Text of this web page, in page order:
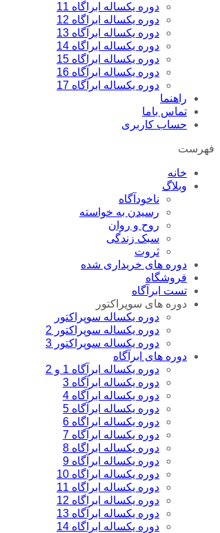
دوره یکساله ابراگاه 11
دوره یکساله ابراگاه 12
دوره یکساله ابرآگاه 13
دوره یکساله ابراگاه 14
دوره یکساله ابراگاه 15
دوره یکساله ابرآگاه 16
دوره یکساله ابرآگاه 17
راهنما
تماس باما
حساب کاربری
فهرست
خانه
وبلاگ
ناخودآگاه
رسیدن به خواسته
روح و روان
سبک زندگی
ثروت
دوره های خریداری شده
فروشگاه
تست ابرآگاه
دوره های سوپراکتور
دوره یکساله سوپراکتور
دوره یکساله سوپراکتور 2
دوره یکساله سوپراکتور 3
دوره های ابرآگاه
دوره یکساله ابرآگاه 1 و 2
دوره یکساله ابرآگاه 3
دوره یکساله ابرآگاه 4
دوره یکساله ابرآگاه 5
دوره یکساله ابراگاه 6
دوره یکساله ابرآگاه 7
دوره یکساله ابراگاه 8
دوره یکساله ابرآگاه 9
دوره یکساله ابراگاه 10
دوره یکساله ابراگاه 11
دوره یکساله ابراگاه 12
دوره یکساله ابرآگاه 13
دوره یکساله ابراگاه 14